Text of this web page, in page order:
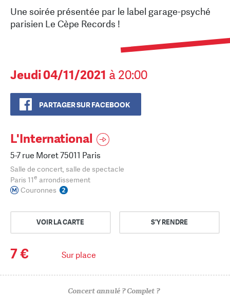
Une soirée présentée par le label garage-psyché
parisien Le Cèpe Records !
Jeudi 04/11/2021 à 20:00
PARTAGER SUR FACEBOOK
L'International
5-7 rue Moret 75011 Paris
Salle de concert, salle de spectacle
Paris 11e arrondissement
Couronnes
VOIR LA CARTE S'Y RENDRE
7 € Sur place
Concert annulé ? Complet ?